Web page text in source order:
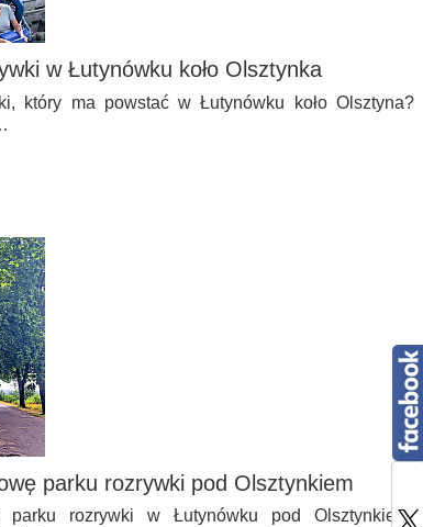
w Łutynówku koło Olsztynka
który ma powstać w Łutynówku koło Olsztyna?
parku rozrywki pod Olsztynkiem
parku rozrywki w Łutynówku pod Olsztynkiem.